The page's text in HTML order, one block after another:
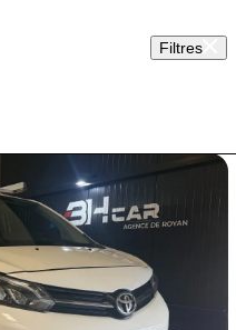
Filtres